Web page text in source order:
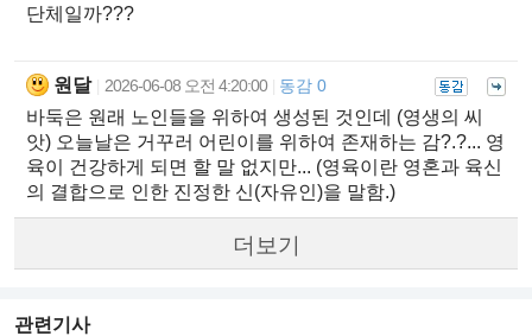
단체일까???
원달 2026-06-08 오전 4:20:00 동감 0
바둑은 원래 노인들을 위하여 생성된 것인데 (영생의 씨
앗) 오늘날은 거꾸러 어린이를 위하여 존재하는 감?.?... 영
육이 건강하게 되면 할 말 없지만... (영육이란 영혼과 육신
의 결합으로 인한 진정한 신(자유인)을 말함.)
더보기
관련기사